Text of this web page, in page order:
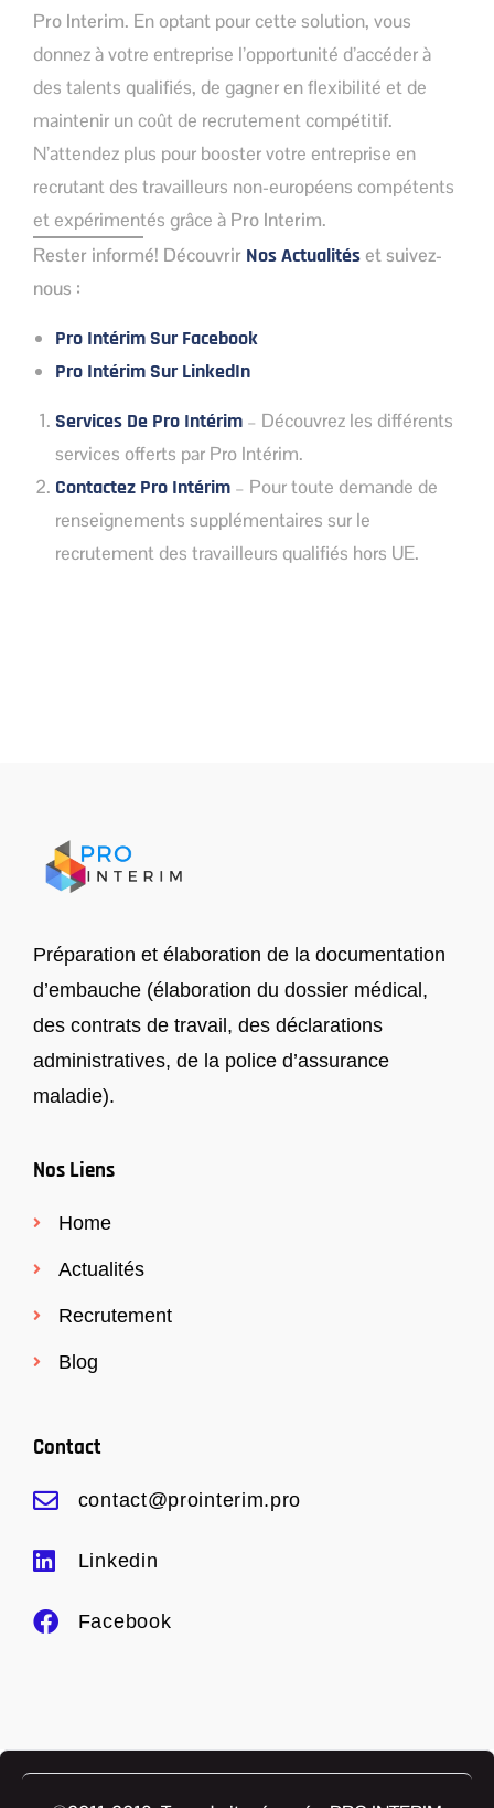
Pro Interim. En optant pour cette solution, vous
donnez à votre entreprise l’opportunité d’accéder à
des talents qualifiés, de gagner en flexibilité et de
maintenir un coût de recrutement compétitif.
N’attendez plus pour booster votre entreprise en
recrutant des travailleurs non-européens compétents
et expérimentés grâce à Pro Interim.
Rester informé! Découvrir Nos Actualités et suivez-
nous :
Pro Intérim Sur Facebook
Pro Intérim Sur LinkedIn
Services De Pro Intérim – Découvrez les différents
services offerts par Pro Intérim.
Contactez Pro Intérim – Pour toute demande de
renseignements supplémentaires sur le
recrutement des travailleurs qualifiés hors UE.
Préparation et élaboration de la documentation
d’embauche (élaboration du dossier médical,
des contrats de travail, des déclarations
administratives, de la police d’assurance
maladie).
Nos Liens
Home
Actualités
Recrutement
Blog
Contact
contact@prointerim.pro
Linkedin
Facebook